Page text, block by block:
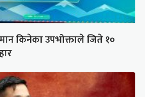
किनेका उपभोक्ताले जिते १०